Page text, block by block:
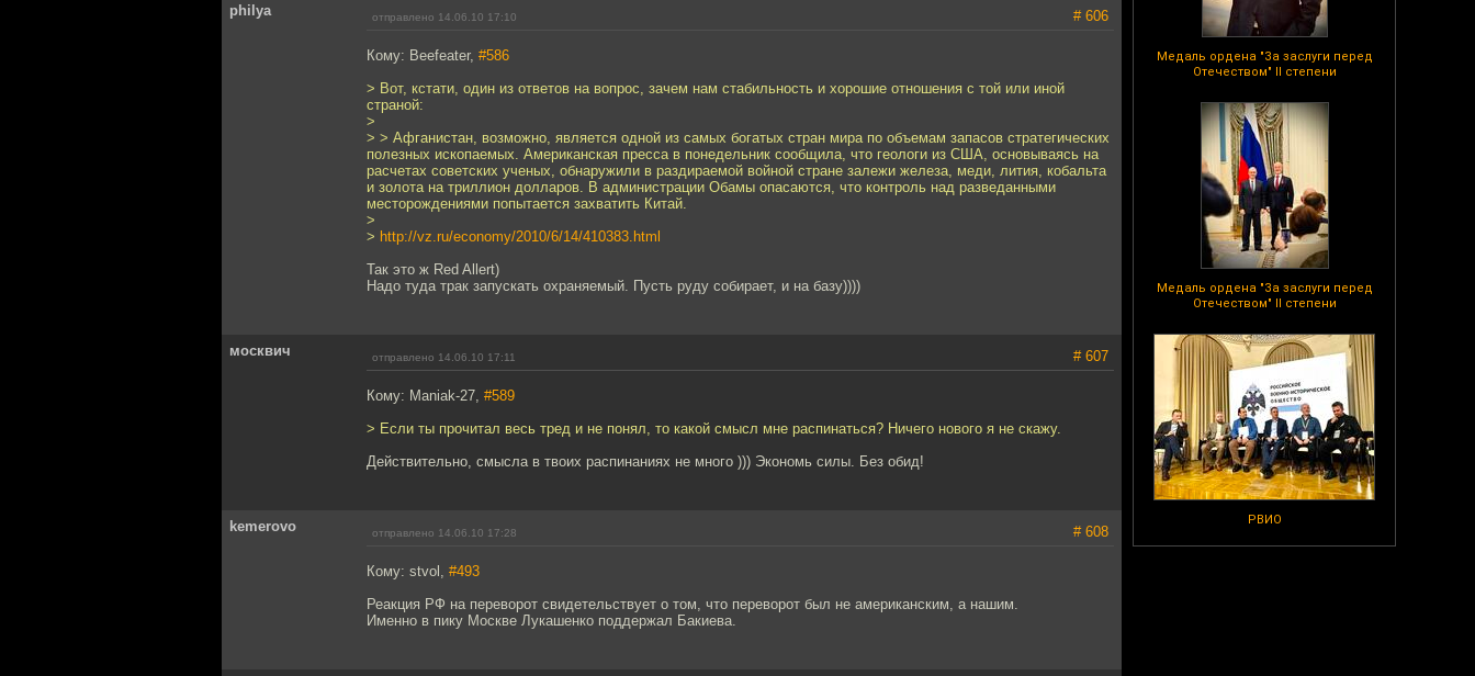
Медаль ордена "За заслуги перед
Отечеством" II степени
Медаль ордена "За заслуги перед
Отечеством" II степени
РВИО
philya отправлено 14.06.10 17:10 # 606
Кому: Beefeater, #586
> Вот, кстати, один из ответов на вопрос, зачем нам стабильность и хорошие отношения с той или иной
страной:
>
> > Афганистан, возможно, является одной из самых богатых стран мира по объемам запасов стратегических
полезных ископаемых. Американская пресса в понедельник сообщила, что геологи из США, основываясь на
расчетах советских ученых, обнаружили в раздираемой войной стране залежи железа, меди, лития, кобальта
и золота на триллион долларов. В администрации Обамы опасаются, что контроль над разведанными
месторождениями попытается захватить Китай.
>
> http://vz.ru/economy/2010/6/14/410383.html
Так это ж Red Allert)
Надо туда трак запускать охраняемый. Пусть руду собирает, и на базу))))
москвич отправлено 14.06.10 17:11 # 607
Кому: Maniak-27, #589
> Если ты прочитал весь тред и не понял, то какой смысл мне распинаться? Ничего нового я не скажу.
Действительно, смысла в твоих распинаниях не много ))) Экономь силы. Без обид!
kemerovo отправлено 14.06.10 17:28 # 608
Кому: stvol, #493
Реакция РФ на переворот свидетельствует о том, что переворот был не американским, а нашим.
Именно в пику Москве Лукашенко поддержал Бакиева.